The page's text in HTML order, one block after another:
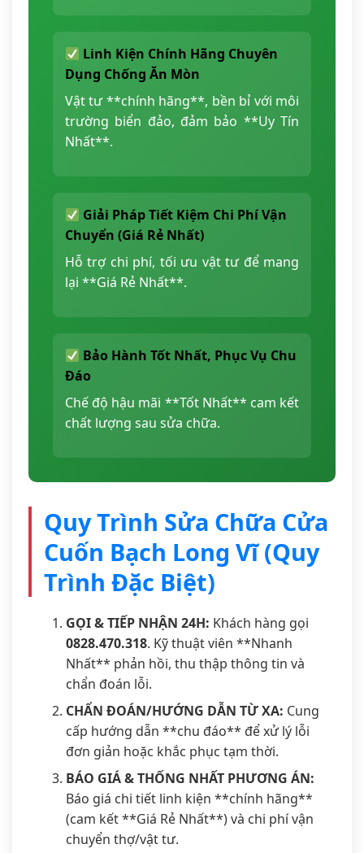
Linh Kiện Chính Hãng Chuyên
Dụng Chống Ăn Mòn
Vật tư **chính hãng**, bền bỉ với môi
trường biển đảo, đảm bảo **Uy Tín
Nhất**.
Giải Pháp Tiết Kiệm Chi Phí Vận
Chuyển (Giá Rẻ Nhất)
Hỗ trợ chi phí, tối ưu vật tư để mang
lại **Giá Rẻ Nhất**.
Bảo Hành Tốt Nhất, Phục Vụ Chu
Đáo
Chế độ hậu mãi **Tốt Nhất** cam kết
chất lượng sau sửa chữa.
Quy Trình Sửa Chữa Cửa
Cuốn Bạch Long Vĩ (Quy
Trình Đặc Biệt)
GỌI & TIẾP NHẬN 24H: Khách hàng gọi
0828.470.318. Kỹ thuật viên **Nhanh
Nhất** phản hồi, thu thập thông tin và
chẩn đoán lỗi.
CHẨN ĐOÁN/HƯỚNG DẪN TỪ XA: Cung
cấp hướng dẫn **chu đáo** để xử lý lỗi
đơn giản hoặc khắc phục tạm thời.
BÁO GIÁ & THỐNG NHẤT PHƯƠNG ÁN:
Báo giá chi tiết linh kiện **chính hãng**
(cam kết **Giá Rẻ Nhất**) và chi phí vận
chuyển thợ/vật tư.